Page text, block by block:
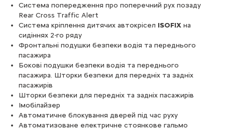
Система попередження про поперечний рух позаду
Rear Cross Traffic Alert
Система кріплення дитячих автокрісел ISOFIX на
сидіннях 2-го ряду
Фронтальні подушки безпеки водія та переднього
пасажира
Бокові подушки безпеки водія та переднього
пасажира. Шторки безпеки для передніх та задніх
пасажирів
Шторки безпеки для передніх та задніх пасажирів
Імобілайзер
Автоматичне блокування дверей під час руху
Автоматизоване електричне стоянкове гальмо